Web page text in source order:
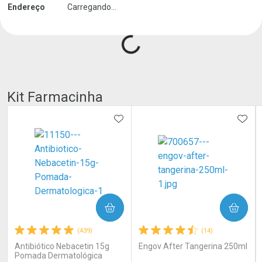
Endereço Carregando...
Carregando produtos do seller...
Kit Farmacinha
(439)
Antibiótico Nebacetin 15g
Pomada Dermatológica
ADICIONAR AOS FAVORITOS
COMPRAR
(14)
Engov After Tangerina 250ml
COMPRAR